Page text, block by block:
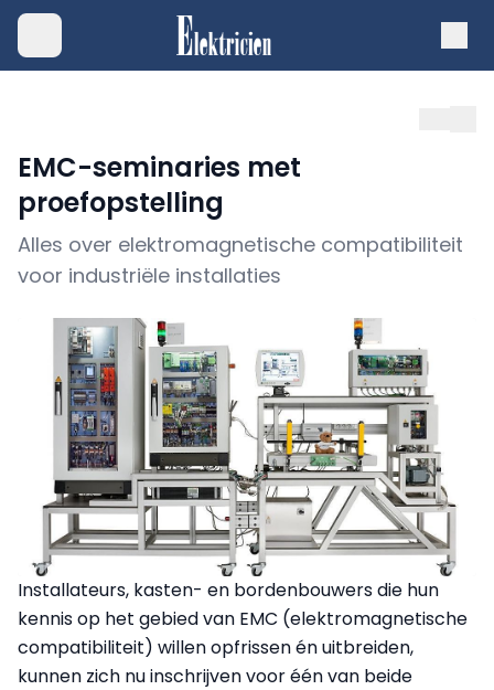
EMC-seminaries met
proefopstelling
Alles over elektromagnetische compatibiliteit
voor industriële installaties
Installateurs, kasten- en bordenbouwers die hun
kennis op het gebied van EMC (elektromagnetische
compatibiliteit) willen opfrissen én uitbreiden,
kunnen zich nu inschrijven voor één van beide